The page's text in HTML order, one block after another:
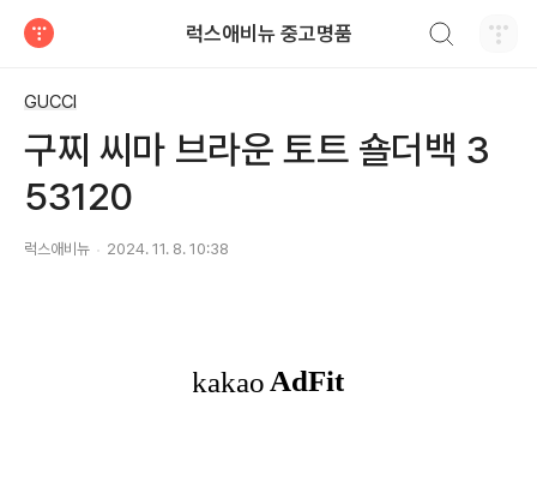
럭스애비뉴 중고명품
GUCCI
구찌 씨마 브라운 토트 숄더백 3
53120
럭스애비뉴 2024. 11. 8. 10:38